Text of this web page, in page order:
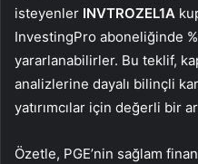
isteyenler INVTROZEL1A
InvestingPro aboneliğinde
yararlanabilirler. Bu teklif,
analizlerine dayalı bilinçli
yatırımcılar için değerli bir
Özetle, PGE’nin sağlam